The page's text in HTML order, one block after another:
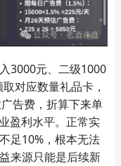
3000元、二级1000
对应数量礼品卡，
告费，折算下来单
盈利水平。正常实
足10%，根本无法
来源只能是后续新